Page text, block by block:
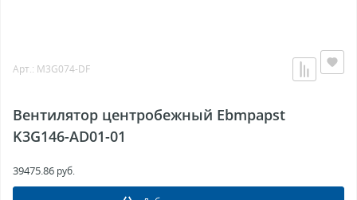
Арт.: M3G074-DF
Вентилятор центробежный Ebmpapst
K3G146-AD01-01
39475.86 руб.